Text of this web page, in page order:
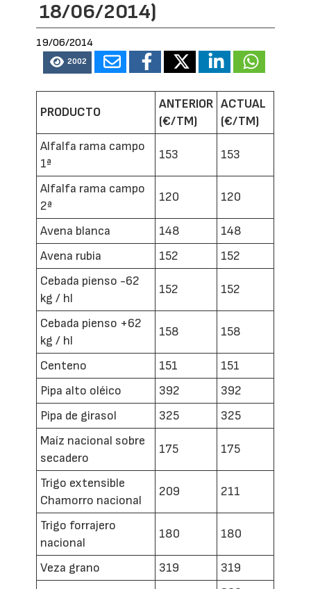
18/06/2014)
19/06/2014
2002
PRODUCTO
ANTERIOR
(€/TM)
ACTUAL
(€/TM)
Alfalfa rama campo
1ª
153 153
Alfalfa rama campo
2ª
120 120
Avena blanca 148
148
Avena rubia
152
152
Cebada pienso -62
kg / hl
152 152
Cebada pienso +62
kg / hl
158 158
Centeno 151
151
Pipa alto oléico
392
392
Pipa de girasol
325
325
Maíz nacional sobre
secadero
175 175
Trigo extensible
Chamorro nacional
209 211
Trigo forrajero
nacional
180 180
Veza grano 319 319